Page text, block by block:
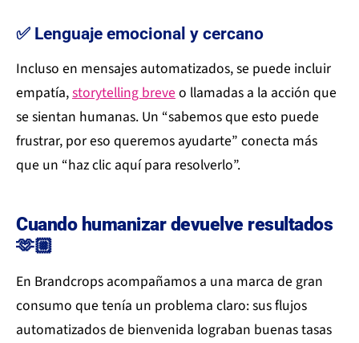
✅ Lenguaje emocional y cercano
Incluso en mensajes automatizados, se puede incluir
empatía,storytelling breveo llamadas a la acción que
se sientan humanas. Un “sabemos que esto puede
frustrar, por eso queremos ayudarte” conecta más
que un “haz clic aquí para resolverlo”.
Cuando humanizar devuelve resultados
🫶🏼
En Brandcrops acompañamos a una marca de gran
consumo que tenía un problema claro: sus flujos
automatizados de bienvenida lograban buenas tasas